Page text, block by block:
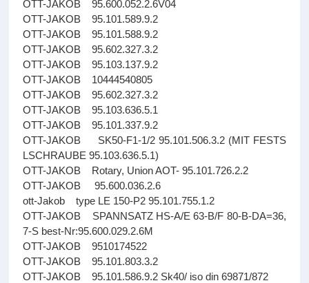
OTT-JAKOB 95.600.052.2.6V04
OTT-JAKOB 95.101.589.9.2
OTT-JAKOB 95.101.588.9.2
OTT-JAKOB 95.602.327.3.2
OTT-JAKOB 95.103.137.9.2
OTT-JAKOB 10444540805
OTT-JAKOB 95.602.327.3.2
OTT-JAKOB 95.103.636.5.1
OTT-JAKOB 95.101.337.9.2
OTT-JAKOB SK50-F1-1/2 95.101.506.3.2 (MIT FESTS
LSCHRAUBE 95.103.636.5.1)
OTT-JAKOB Rotary, Union AOT- 95.101.726.2.2
OTT-JAKOB 95.600.036.2.6
ott-Jakob type LE 150-P2 95.101.755.1.2
OTT-JAKOB SPANNSATZ HS-A/E 63-B/F 80-B-DA=36,
7-S best-Nr:95.600.029.2.6M
OTT-JAKOB 9510174522
OTT-JAKOB 95.101.803.3.2
OTT-JAKOB 95.101.586.9.2 Sk40/ iso din 69871/872